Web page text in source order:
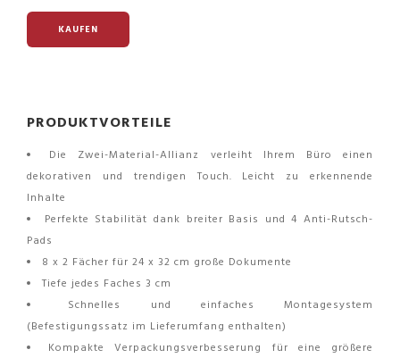
KAUFEN
PRODUKTVORTEILE
Die Zwei-Material-Allianz verleiht Ihrem Büro einen
dekorativen und trendigen Touch. Leicht zu erkennende
Inhalte
Perfekte Stabilität dank breiter Basis und 4 Anti-Rutsch-
Pads
8 x 2 Fächer für 24 x 32 cm große Dokumente
Tiefe jedes Faches 3 cm
Schnelles und einfaches Montagesystem
(Befestigungssatz im Lieferumfang enthalten)
Kompakte Verpackungsverbesserung für eine größere